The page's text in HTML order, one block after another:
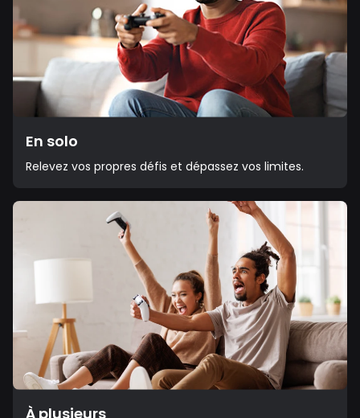
En solo
Relevez vos propres défis et dépassez vos limites.
À plusieurs